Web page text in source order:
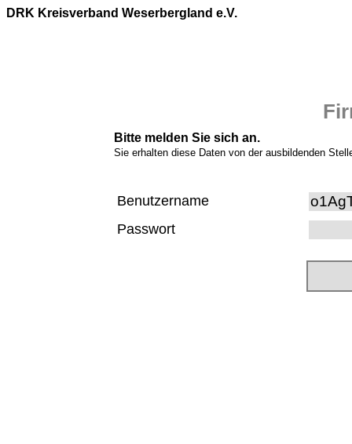
DRK Kreisverband Weserbergland e.V.
Bitte melden Sie sich an.
Sie erhalten diese Daten von der ausbildenden
Benutzername
Passwort